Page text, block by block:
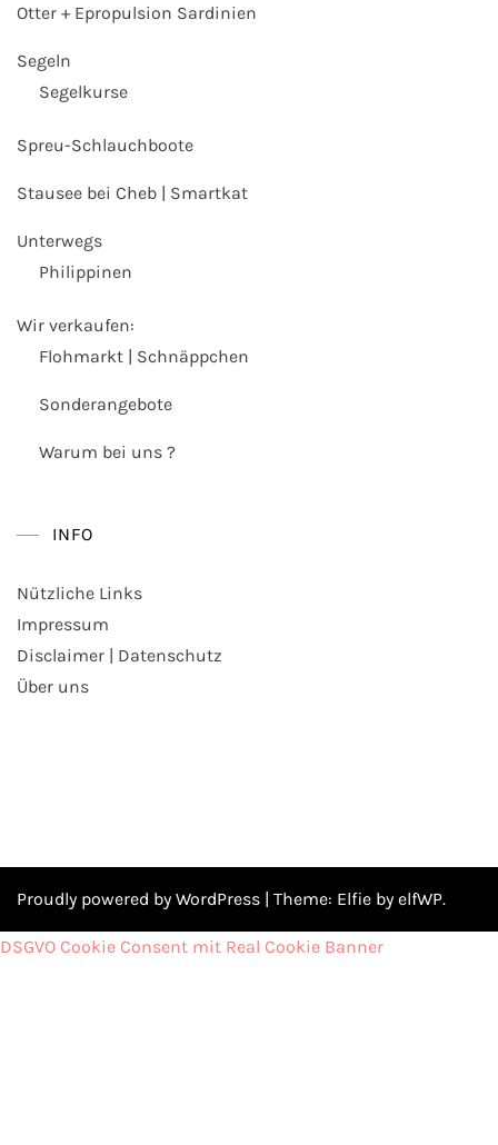
Otter + Epropulsion Sardinien
Segeln
Segelkurse
Spreu-Schlauchboote
Stausee bei Cheb | Smartkat
Unterwegs
Philippinen
Wir verkaufen:
Flohmarkt | Schnäppchen
Sonderangebote
Warum bei uns ?
INFO
Nützliche Links
Impressum
Disclaimer | Datenschutz
Über uns
Proudly powered by WordPress Theme: Elfie by elfWP.
DSGVO Cookie Consent mit Real Cookie Banner